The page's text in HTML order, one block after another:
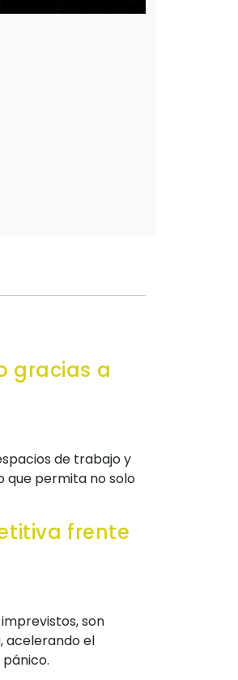
gracias a
de trabajo y
que permita no solo
frente
son
acelerando el